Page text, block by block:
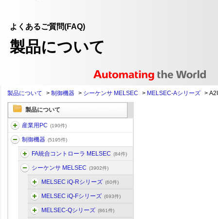
よくあるご質問(FAQ)
製品について
製品について > 制御機器 > シーケンサ MELSEC > MELSEC-Aシリーズ >
製品について
産業用PC (190件)
制御機器 (5195件)
FA統合コントローラ MELSEC (84件)
シーケンサ MELSEC (3902件)
MELSEC iQ-Rシリーズ (60件)
MELSEC iQ-Fシリーズ (693件)
MELSEC-Qシリーズ (861件)